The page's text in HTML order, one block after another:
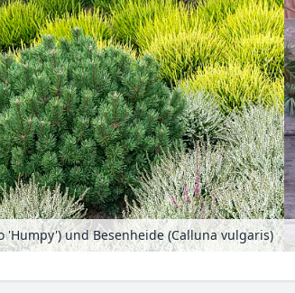
'Humpy') und Besenheide (Calluna vulgaris)